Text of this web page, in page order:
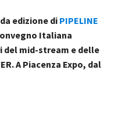
edizione di PIPELINE
Italiana
mid-stream e delle
A Piacenza Expo, dal